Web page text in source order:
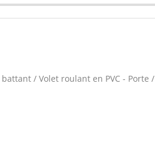
/ Volet roulant en PVC - Porte /